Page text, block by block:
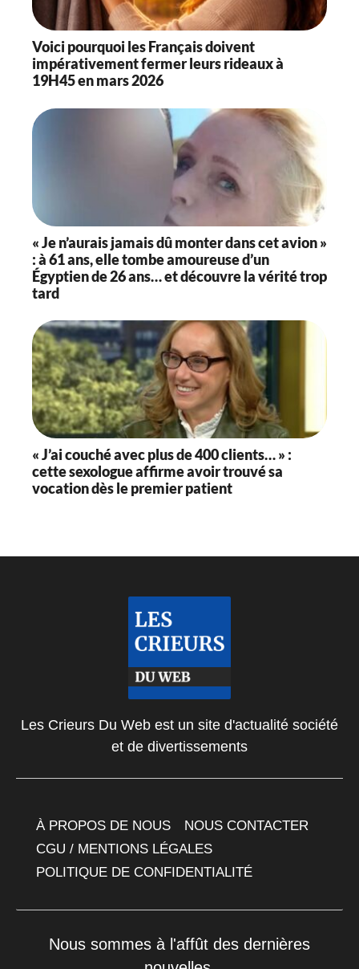
Voici pourquoi les Français doivent
impérativement fermer leurs rideaux à
19H45 en mars 2026
« Je n’aurais jamais dû monter dans cet avion »
: à 61 ans, elle tombe amoureuse d’un
Égyptien de 26 ans… et découvre la vérité trop
tard
« J’ai couché avec plus de 400 clients… » :
cette sexologue affirme avoir trouvé sa
vocation dès le premier patient
Les Crieurs Du Web est un site d'actualité société
et de divertissements
À PROPOS DE NOUS
NOUS CONTACTER
CGU / MENTIONS LÉGALES
POLITIQUE DE CONFIDENTIALITÉ
Nous sommes à l'affût des dernières